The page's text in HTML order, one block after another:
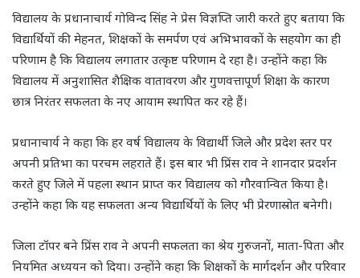
विद्यालय के प्रधानाचार्य गोविन्द सिंह ने प्रेस विज्ञप्ति जारी करते हुए बताया कि
विद्यार्थियों की मेहनत, शिक्षकों के समर्पण एवं अभिभावकों के सहयोग का ही
परिणाम है कि विद्यालय लगातार उत्कृष्ट परिणाम दे रहा है। उन्होंने कहा कि
विद्यालय में अनुशासित शैक्षिक वातावरण और गुणवत्तापूर्ण शिक्षा के कारण
छात्र निरंतर सफलता के नए आयाम स्थापित कर रहे हैं।
प्रधानाचार्य ने कहा कि हर वर्ष विद्यालय के विद्यार्थी जिले और प्रदेश स्तर पर
अपनी प्रतिभा का परचम लहराते हैं। इस बार भी प्रिंस राव ने शानदार प्रदर्शन
करते हुए जिले में पहला स्थान प्राप्त कर विद्यालय को गौरवान्वित किया है।
उन्होंने कहा कि यह सफलता अन्य विद्यार्थियों के लिए भी प्रेरणास्रोत बनेगी।
जिला टॉपर बने प्रिंस राव ने अपनी सफलता का श्रेय गुरुजनों, माता-पिता और
नियमित अध्ययन को दिया। उन्होंने कहा कि शिक्षकों के मार्गदर्शन और परिवार